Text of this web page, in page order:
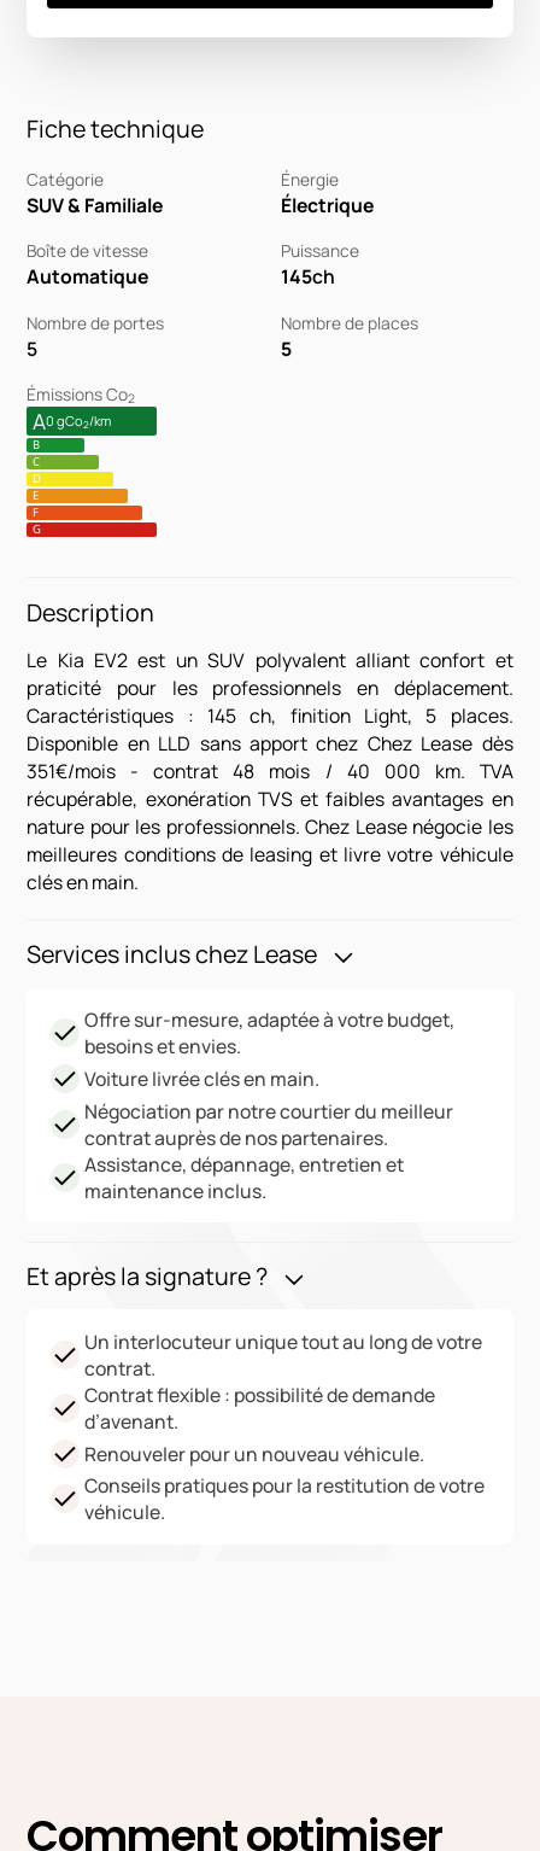
Fiche technique
Catégorie
SUV & Familiale
Énergie
Électrique
Boîte de vitesse
Automatique
Puissance
145ch
Nombre de portes
5
Nombre de places
5
Émissions Co2
A0 gCo2/km
B
C
D
E
F
G
Description
Le Kia EV2 est un SUV polyvalent alliant confort et
praticité pour les professionnels en déplacement.
Caractéristiques : 145 ch, finition Light, 5 places.
Disponible en LLD sans apport chez Chez Lease dès
351€/mois - contrat 48 mois / 40 000 km. TVA
récupérable, exonération TVS et faibles avantages en
nature pour les professionnels. Chez Lease négocie les
meilleures conditions de leasing et livre votre véhicule
clés en main.
Services inclus chez Lease
Offre sur-mesure, adaptée à votre budget,
besoins et envies.
Voiture livrée clés en main.
Négociation par notre courtier du meilleur
contrat auprès de nos partenaires.
Assistance, dépannage, entretien et
maintenance inclus.
Et après la signature ?
Un interlocuteur unique tout au long de votre
contrat.
Contrat flexible : possibilité de demande
d’avenant.
Renouveler pour un nouveau véhicule.
Conseils pratiques pour la restitution de votre
véhicule.
Comment optimiser